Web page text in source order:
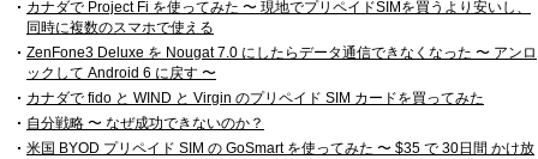
カナダで Project Fi を使ってみた 〜 現地でプリペイドSIMを買うより安いし、
同時に複数のスマホで使える
ZenFone3 Deluxe を Nougat 7.0 にしたらデータ通信できなくなった 〜 アンロ
ックして Android 6 に戻す 〜
カナダで fido と WIND と Virgin のプリペイド SIM カードを買ってみた
自分戦略 〜 なぜ成功できないのか？
米国 BYOD プリペイド SIM の GoSmart を使ってみた 〜 $35 で 30日間 かけ放